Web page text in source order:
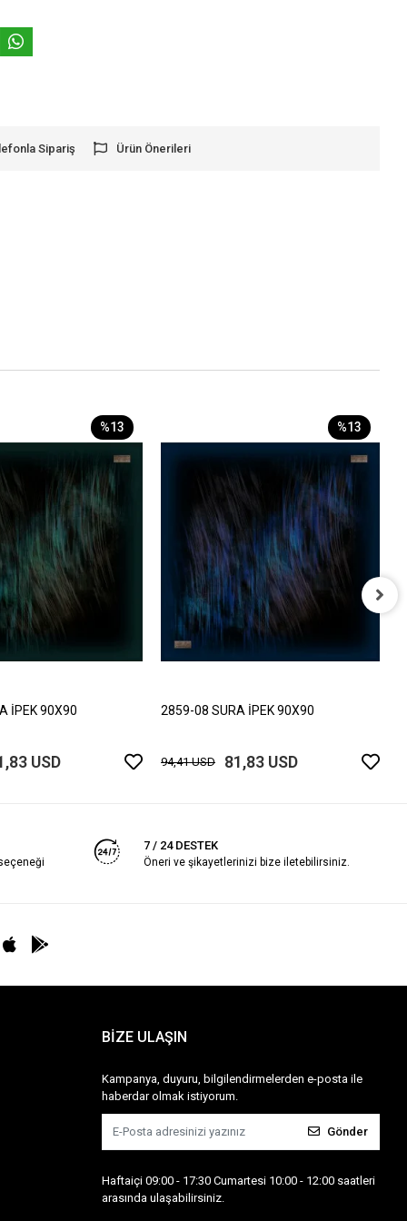
Sipariş Ürün Önerileri
%13
İPEK 90X90
USD
%13
2859-08 SURA İPEK 90X90
94,41 USD 81,83 USD
7 / 24 DESTEK
Öneri ve şikayetlerinizi bize iletebilirsiniz.
BİZE ULAŞIN
Kampanya, duyuru, bilgilendirmelerden e-posta ile
haberdar olmak istiyorum.
Gönder
Haftaiçi 09:00 - 17:30 Cumartesi 10:00 - 12:00 saatleri
arasında ulaşabilirsiniz.